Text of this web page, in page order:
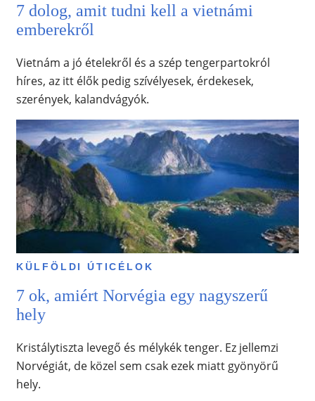
7 dolog, amit tudni kell a vietnámi
emberekről
Vietnám a jó ételekről és a szép tengerpartokról
híres, az itt élők pedig szívélyesek, érdekesek,
szerények, kalandvágyók.
KÜLFÖLDI ÚTICÉLOK
7 ok, amiért Norvégia egy nagyszerű
hely
Kristálytiszta levegő és mélykék tenger. Ez jellemzi
Norvégiát, de közel sem csak ezek miatt gyönyörű
hely.